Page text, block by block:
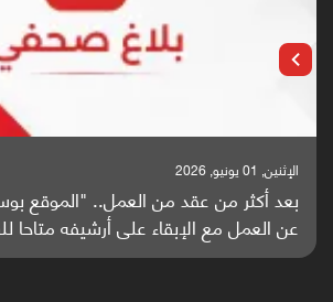
الإثنين, 25 مايو, 2026
باحثون من اليمن يدخلون سباق أبحاث
واعدة منشورة عالميا (ترجمة)